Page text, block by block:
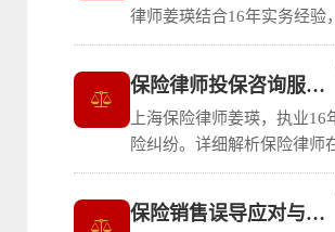
律师姜瑛结合16年实务经验
权利属性、指定方式、常见
度，提供专业法律建议，帮
现保险金的精准定向与家庭
承。电话/微信：
保险律师投保咨询服务详解
上海保险律师姜瑛，执业16
险纠纷。详细解析保险律师
提供的专业法律服务：从保
读、免责条款告知，到参与
全程投保指导。同时对比互
保险销售误导应对与维权指南